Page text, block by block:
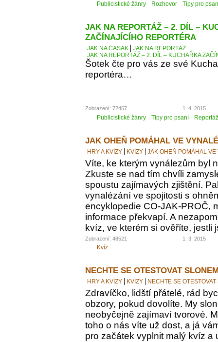
Publicistické žánry Rozhovor Tipy pro
JAK NA REPORTÁŽ – 2. DÍL –
ZAČÍNAJÍCÍHO REPORTÉRA
JAK NA ČASÁK
JAK NA REPORTÁŽ
JAK NA REPORTÁŽ – 2. DÍL – KUCHAŘKA
Šotek čte pro vás ze své
reportéra…
Zobrazení: 72457 1. 4. 2015
Publicistické žánry Tipy pro psaní Reportáž
JAK OHEŇ POMÁHAL VE
HRY A KVÍZY KVÍZY JAK OHEŇ POMÁHAL VE
Víte, ke kterým vynálezům byl
Zkuste se nad tím chvíli
spoustu zajímavých zjištění.
vynalézání ve spojitosti s
encyklopedie CO-JAK-PROČ,
informace překvapí. A
kvíz, ve kterém si ověříte, jestli
Zobrazení: 48521 1. 3. 2015
Kvíz
NECHTE SE OTESTOVAT
HRY A KVÍZY KVÍZY NECHTE SE
Zdravíčko, lidští přátelé, rád
obzory, pokud dovolíte. My
neobyčejně zajímaví tvorové.
toho o nás víte už dost, a já
pro začátek vyplnit malý kvíz a